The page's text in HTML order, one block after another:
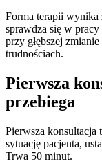
Forma terapii wynika
sprawdza się w
przy głębszej
trudnościach.
Pierwsza
przebiega
Pierwsza konsultacja
sytuację pacjenta,
Trwa 50 minut.